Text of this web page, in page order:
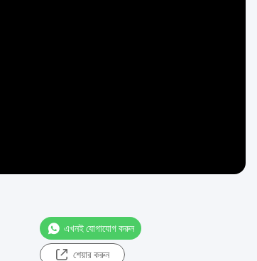
এখনই যোগাযোগ করুন
শেয়ার করুন